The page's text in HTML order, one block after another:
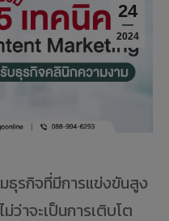
24
2024
ธุรกิจที่มีการแข่งขันสูง
ไม่ว่าจะเป็นการเติบโต